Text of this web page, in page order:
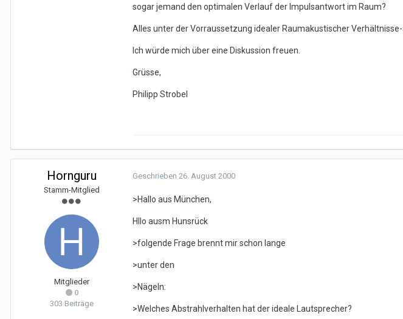
sogar jemand den optimalen Verlauf der Impulsantwort im Raum?
Alles unter der Vorraussetzung idealer Raumakustischer
Ich würde mich über eine Diskussion freuen.
Grüsse,
Philipp Strobel
Hornguru
Stamm-Mitglied
Mitglieder
0
303 Beiträge
Geschrieben 26. August 2000
>Hallo aus München,
Hllo ausm Hunsrück
>folgende Frage brennt mir schon lange
>unter den
>Nägeln:
>Welches Abstrahlverhalten hat der ideale Lautsprecher?